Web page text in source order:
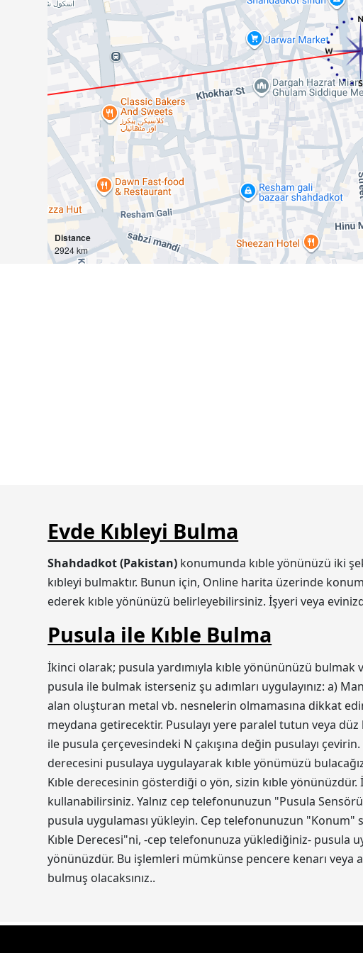
Distance
2924 km
Evde Kıbleyi Bulma
Shahdadkot (Pakistan) konumunda kıble yönünüzü iki
kıbleyi bulmaktır. Bunun için, Online harita üzerinde
ederek kıble yönünüzü belirleyebilirsiniz. İşyeri veya
Pusula ile Kıble Bulma
İkinci olarak; pusula yardımıyla kıble yönününüzü bulmak
pusula ile bulmak isterseniz şu adımları uygulayınız: a)
alan oluşturan metal vb. nesnelerin olmamasına dikkat
meydana getirecektir. Pusulayı yere paralel tutun veya
ile pusula çerçevesindeki N çakışına değin pusulayı
derecesini pusulaya uygulayarak kıble yönümüzü
Kıble derecesinin gösterdiği o yön, sizin kıble
kullanabilirsiniz. Yalnız cep telefonunuzun "Pusula
pusula uygulaması yükleyin. Cep telefonunuzun "Konum"
Kıble Derecesi"ni, -cep telefonunuza yüklediğiniz- pusula
yönünüzdür. Bu işlemleri mümkünse pencere kenarı veya
bulmuş olacaksınız..